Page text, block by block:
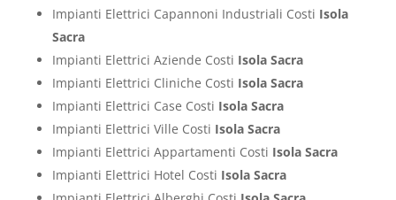
Impianti Elettrici Capannoni Industriali Costi Isola
Sacra
Impianti Elettrici Aziende Costi Isola Sacra
Impianti Elettrici Cliniche Costi Isola Sacra
Impianti Elettrici Case Costi Isola Sacra
Impianti Elettrici Ville Costi Isola Sacra
Impianti Elettrici Appartamenti Costi Isola Sacra
Impianti Elettrici Hotel Costi Isola Sacra